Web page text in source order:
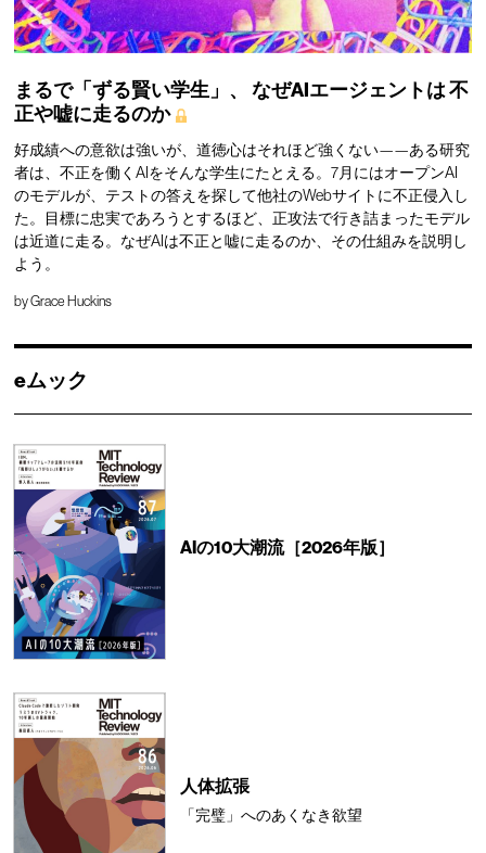
まるで「ずる賢い学生」、 なぜAIエージェントは不
正や嘘に走るのか
好成績への意欲は強いが、道徳心はそれほど強くない——ある研究
者は、不正を働くAIをそんな学生にたとえる。7月にはオープンAI
のモデルが、テストの答えを探して他社のWebサイトに不正侵入し
た。目標に忠実であろうとするほど、正攻法で行き詰まったモデル
は近道に走る。なぜAIは不正と嘘に走るのか、その仕組みを説明し
よう。
byGrace Huckins
eムック
AIの10大潮流［2026年版］
人体拡張
「完璧」へのあくなき欲望